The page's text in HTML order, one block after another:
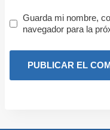
Guarda mi nombre,
navegador para la